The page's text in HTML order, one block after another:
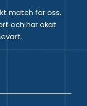
för oss.
har ökat